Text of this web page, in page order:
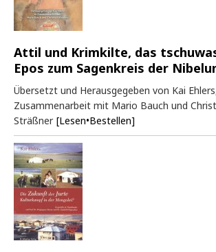
Attil und Krimkilte, das
Epos zum Sagenkreis der
Übersetzt und Herausgegeben von Kai
Zusammenarbeit mit Mario Bauch und
Sträßner [Lesen•Bestellen]